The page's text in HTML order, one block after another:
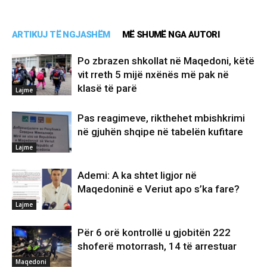
ARTIKUJ TË NGJASHËM MË SHUMË NGA AUTORI
Lajme
Po zbrazen shkollat në Maqedoni, këtë
vit rreth 5 mijë nxënës më pak në
klasë të parë
Lajme
Pas reagimeve, rikthehet mbishkrimi
në gjuhën shqipe në tabelën kufitare
Lajme
Ademi: A ka shtet ligjor në
Maqedoninë e Veriut apo s’ka fare?
Maqedoni
Për 6 orë kontrollë u gjobitën 222
shoferë motorrash, 14 të arrestuar